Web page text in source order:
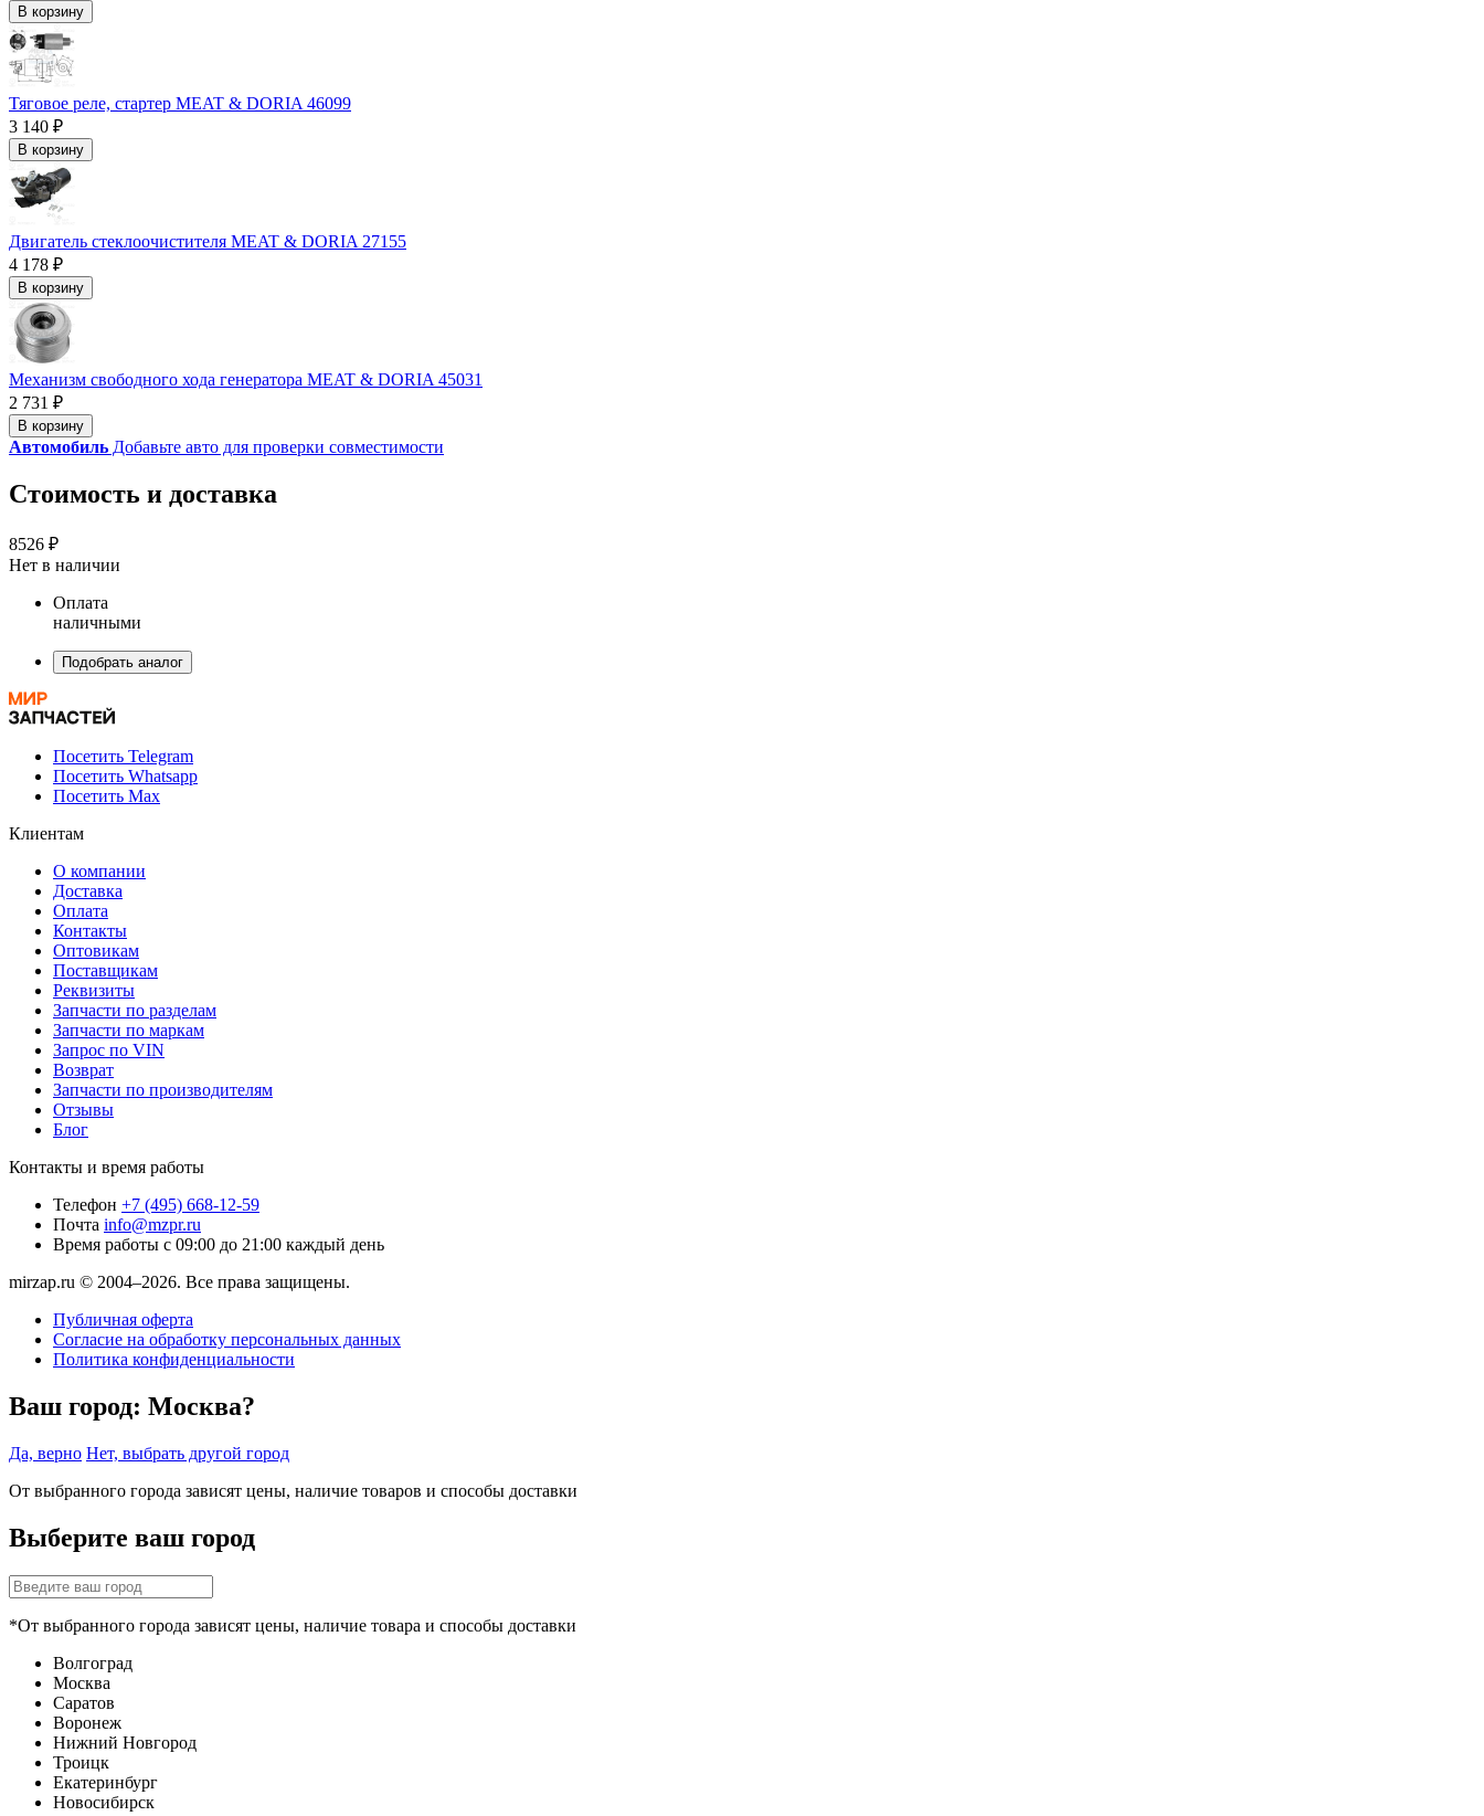
В корзину
Тяговое реле, стартер MEAT & DORIA 46099
3 140 ₽
В корзину
Двигатель стеклоочистителя MEAT & DORIA 27155
4 178 ₽
В корзину
Механизм свободного хода генератора MEAT & DORIA 45031
2 731 ₽
В корзину
Автомобиль Добавьте авто для проверки совместимости
Стоимость и доставка
8526 ₽
Нет в наличии
Оплата
наличными
Подобрать аналог
Посетить Telegram
Посетить Whatsapp
Посетить Max
Клиентам
О компании
Доставка
Оплата
Контакты
Оптовикам
Поставщикам
Реквизиты
Запчасти по разделам
Запчасти по маркам
Запрос по VIN
Возврат
Запчасти по производителям
Отзывы
Блог
Контакты и время работы
Телефон +7 (495) 668-12-59
Почта info@mzpr.ru
Время работы с 09:00 до 21:00 каждый день
mirzap.ru © 2004–2026. Все права защищены.
Публичная оферта
Согласие на обработку персональных данных
Политика конфиденциальности
Ваш город: Москва?
Да, верно Нет, выбрать другой город
От выбранного города зависят цены, наличие товаров и способы доставки
Выберите ваш город
*От выбранного города зависят цены, наличие товара и способы доставки
Волгоград
Москва
Саратов
Воронеж
Нижний Новгород
Троицк
Екатеринбург
Новосибирск